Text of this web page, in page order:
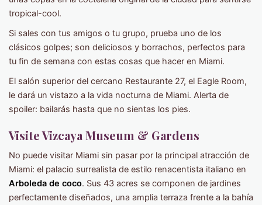
tropical-cool.
Si sales con tus amigos o tu grupo, prueba uno de los
clásicos golpes; son deliciosos y borrachos, perfectos para
tu fin de semana con estas cosas que hacer en Miami.
El salón superior del cercano Restaurante 27, el Eagle Room,
le dará un vistazo a la vida nocturna de Miami. Alerta de
spoiler: bailarás hasta que no sientas los pies.
VisiteVizcaya Museum & Gardens
No puede visitar Miami sin pasar por la principal atracción de
Miami: el palacio surrealista de estilo renacentista italiano en
Arboleda de coco. Sus 43 acres se componen de jardines
perfectamente diseñados, una amplia terraza frente a la bahía